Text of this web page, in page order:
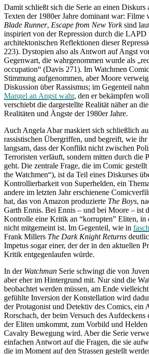
Damit schließt sich die Serie an einen Diskurs
Texten der 1980er Jahre dominant war: Filme
Blade Runner, Escape from New Yorksind
inspiriert von der Repression durch die LAPD
architektonischen Reflektionen dieser
223). Dystopien also als Antwort auf Angst
Gegenwart, die wahrgenommen wurde als
occupation“ (Davis 271). Im Watchmen
Stimmung aufgenommen, aber Moore
Diskussion über Rassismus; im Gegenteil
Mangel an Angst wahr, den er bekämpfen
verschiebt die dargestellte Realität näher an
Realitäten und Ängste der 1980er Jahre.
Auch Angela Abar maskiert sich schließlich
rassistischen Übergriffen, und begreift, wie
langsam, dass der Konflikt nicht zwischen
Terroristen verläuft, sondern mitten durch die
geht. Die zentrale Frage, die im Comic
the Watchmen“), ist da Teil eines Diskurses
Kontrollierbarkeit von Superhelden, ein
andere im letzten Jahr erschienene
hat, das von Amazon produzierte The Boys,
Garth Ennis. Bei Ennis – und bei Moore – ist
Kontrolle eine Kritik an “korrupten” Eliten, in
nicht mitgemeint ist. Im Gegenteil, wie in
Frank Millers The Dark Knight Returns
Impetus sogar einer, der der in den aktuellen
Kritik entgegenlaufen würde.
In der Watchman Serie schwingt die von
aber eher im Hintergrund mit. Nur sind die
beobachtet werden müssen, am Ende
gefühlte Inversion der Konstellation wird
der Protagonist und Detektiv des Comics, ein
Rorschach, der beim Versuch des Aufdeckens
der Eliten umkommt, zum Vorbild und Helden
Cavalry Bewegung wird. Aber die Serie
einfachen Antwort auf die Fragen, die sie
die im Moment auf den Strassen gestellt